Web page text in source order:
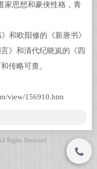
家思想和豪侠性格，青
和欧阳修的《新唐书》
》和清代纪晓岚的《四
传略可查。
view/156910.htm
Rights Reserved